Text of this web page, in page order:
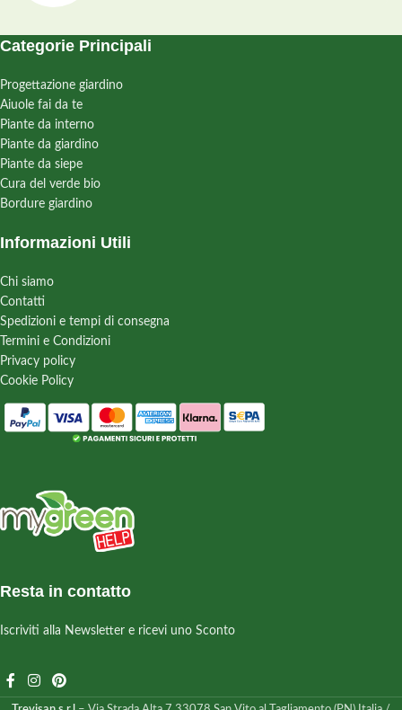
Categorie Principali
Progettazione giardino
Aiuole fai da te
Piante da interno
Piante da giardino
Piante da siepe
Cura del verde bio
Bordure giardino
Informazioni Utili
Chi siamo
Contatti
Spedizioni e tempi di consegna
Termini e Condizioni
Privacy policy
Cookie Policy
Resta in contatto
Iscriviti alla Newsletter e ricevi uno Sconto